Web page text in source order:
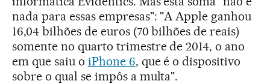
nada para essas empresas": "A Apple ganhou
16,04 bilhões de euros (70 bilhões de reais)
somente no quarto trimestre de 2014, o ano
em que saiu o iPhone 6, que é o dispositivo
sobre o qual se impôs a multa".